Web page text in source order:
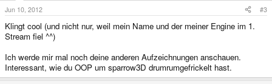
Jun 10, 2012 #3
Klingt cool (und nicht nur, weil mein Name und der meiner Engine im 1.
Stream fiel ^^)
Ich werde mir mal noch deine anderen Aufzeichnungen anschauen.
Interessant, wie du OOP um sparrow3D drumrumgefrickelt hast.